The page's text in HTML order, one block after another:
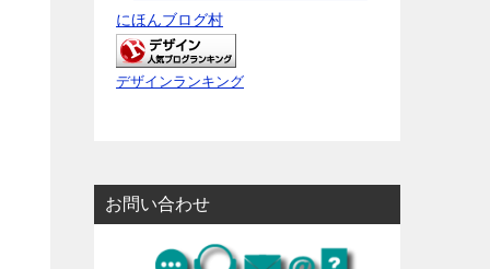
にほんブログ村
デザインランキング
お問い合わせ